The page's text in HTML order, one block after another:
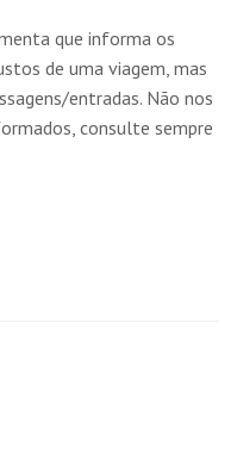
que informa os
de uma viagem, mas
entradas. Não nos
consulte sempre